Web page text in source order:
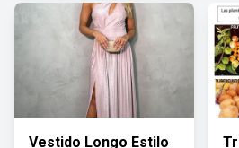
Vestido Longo Estilo